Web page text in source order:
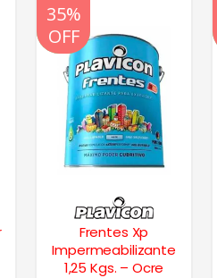
20%
OFF
35%
OFF
Titanio Pro Frentes
Impermeabilizante 20
Lts.